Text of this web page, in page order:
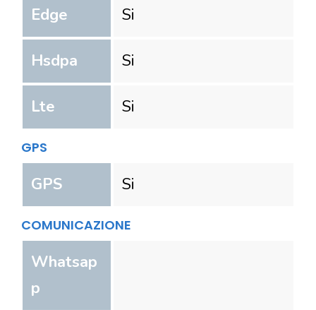
Edge Si
Hsdpa Si
Lte Si
GPS
GPS Si
COMUNICAZIONE
Whatsap
p